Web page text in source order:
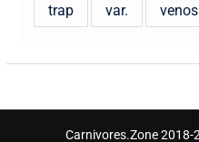
trap var.
Carnivores.Zone